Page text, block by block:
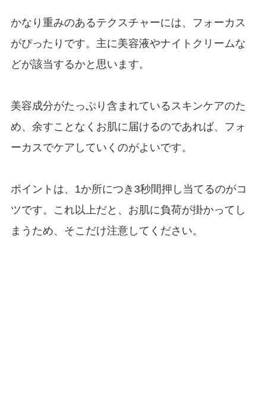
かなり重みのあるテクスチャーには、フォーカス
がぴったりです。主に美容液やナイトクリームな
どが該当するかと思います。
美容成分がたっぷり含まれているスキンケアのた
め、余すことなくお肌に届けるのであれば、フォ
ーカスでケアしていくのがよいです。
ポイントは、1か所につき3秒間押し当てるのがコ
ツです。これ以上だと、お肌に負荷が掛かってし
まうため、そこだけ注意してください。